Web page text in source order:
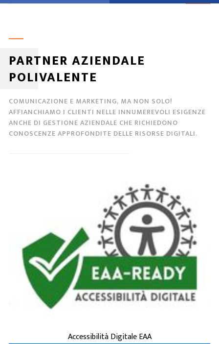
PARTNER AZIENDALE
POLIVALENTE
COMUNICAZIONE E MARKETING, MA NON SOLO!
AFFIANCHIAMO I CLIENTI NELLE INNUMEREVOLI ESIGENZE
ANCHE DI GESTIONE AZIENDALE CHE RICHIEDONO
CONOSCENZE APPROFONDITE DELLE RISORSE DIGITALI.
L'
accessibilità digitale
è la capacità di siti
web, applicazioni e servizi online di essere
usati da tutti, incluse persone con disabilità
(visive, uditive, motorie, cognitive) o
esigenze tempo ...
ACCESSIBILITÀ DIGITALE EAA
Accessibilità Digitale EAA